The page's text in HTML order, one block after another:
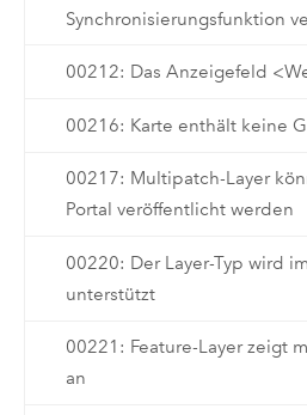
Synchronisierungsfunktion
00212: Das Anzeigefeld
00216: Karte enthält keine
00217: Multipatch-Layer
Portal veröffentlicht werden
00220: Der Layer-Typ wird
unterstützt
00221: Feature-Layer zeigt
an